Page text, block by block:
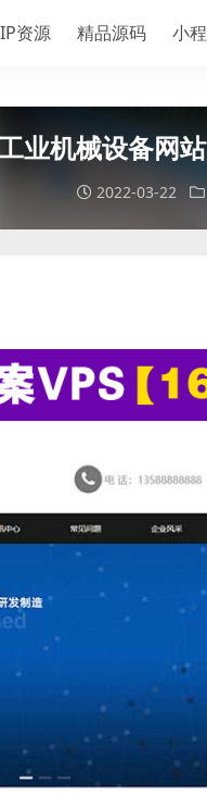
资源 精品源码 小
业机械设备网
2022-03-22